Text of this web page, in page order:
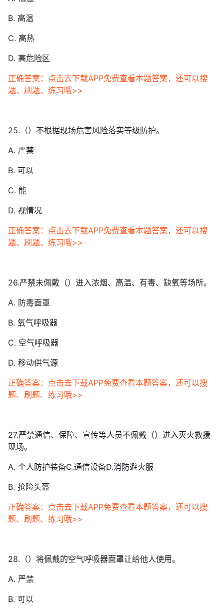
B. 高温
C. 高热
D. 高危险区
正确答案：点击去下载APP免费查看本题答案，还可以搜
题、刷题、练习哦>>
25.（）不根据现场危害风险落实等级防护。
A. 严禁
B. 可以
C. 能
D. 视情况
正确答案：点击去下载APP免费查看本题答案，还可以搜
题、刷题、练习哦>>
26.严禁未佩戴（）进入浓烟、高温、有毒、缺氧等场所。
A. 防毒面罩
B. 氧气呼吸器
C. 空气呼吸器
D. 移动供气源
正确答案：点击去下载APP免费查看本题答案，还可以搜
题、刷题、练习哦>>
27.严禁通信、保障、宣传等人员不佩戴（）进入灭火救援
现场。
A. 个人防护装备C.通信设备D.消防避火服
B. 抢险头盔
正确答案：点击去下载APP免费查看本题答案，还可以搜
题、刷题、练习哦>>
28.（）将佩戴的空气呼吸器面罩让给他人使用。
A. 严禁
B. 可以